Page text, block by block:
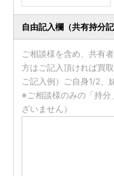
自由記入欄 （共有持分
ご相談様を含め、共有
方はご記入頂ければ買
ご記入例）ご自身1/2、
※ご相談様のみの「持
ざいません）